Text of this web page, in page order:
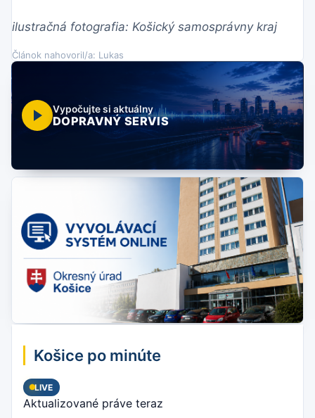
ilustračná fotografia: Košický samosprávny kraj
Článok nahovoril/a: Lukas
Vypočujte si aktuálny
DOPRAVNÝ SERVIS
Košice po minúte
LIVE
Aktualizované práve teraz